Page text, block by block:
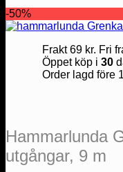
-50%
Frakt 69 kr. Fri
Öppet köp i 30
Order lagd före
Hammarlunda
utgångar, 9 m